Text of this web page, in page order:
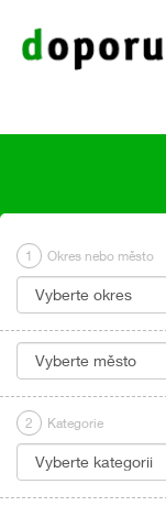
1 Okres nebo město
2 Kategorie